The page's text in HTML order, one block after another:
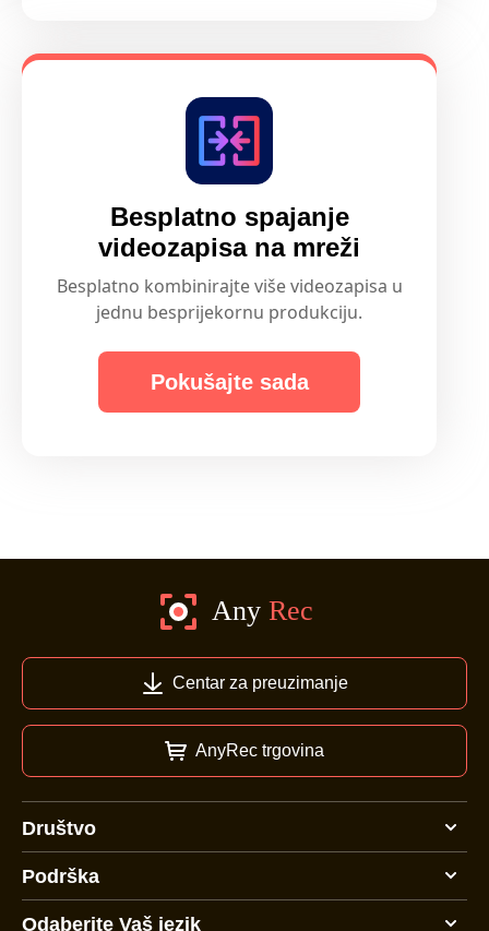
Besplatno spajanje
videozapisa na mreži
Besplatno kombinirajte više videozapisa u
jednu besprijekornu produkciju.
Pokušajte sada
Centar za preuzimanje
AnyRec trgovina
Društvo
Podrška
Odaberite Vaš jezik